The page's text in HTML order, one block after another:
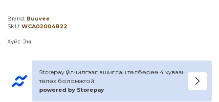
Brand: Buuvee
SKU: WCA02004B22
Хүйс: Эм
Storepay үйлчилгээг ашиглан төлбөрөө 4 хуваан
төлөх боломжтой.
powered by Storepay